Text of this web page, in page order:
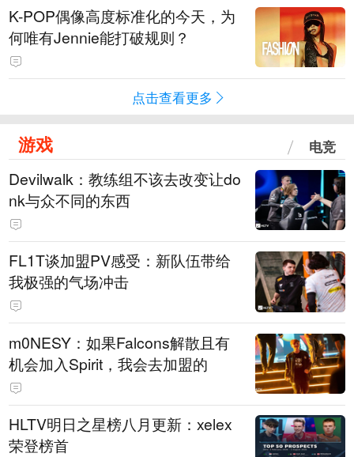
K-POP偶像高度标准化的今天，为
何唯有Jennie能打破规则？
点击查看更多
游戏 电竞
Devilwalk：教练组不该去改变让do
nk与众不同的东西
FL1T谈加盟PV感受：新队伍带给
我极强的气场冲击
m0NESY：如果Falcons解散且有
机会加入Spirit，我会去加盟的
HLTV明日之星榜八月更新：xelex
荣登榜首